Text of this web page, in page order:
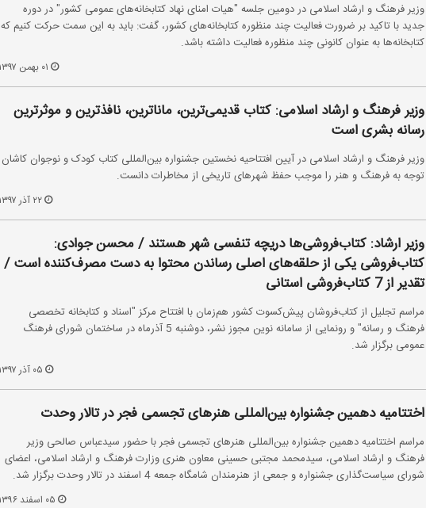
وزیر فرهنگ و ارشاد اسلامی در دومین جلسه "هیات امنای نهاد کتابخانه‌های عمومی کشور" در دوره
جدید با تاکید بر ضرورت فعالیت چند منظوره کتابخانه‌های کشور، گفت: باید به این سمت حرکت کنیم که
کتابخانه‌ها به عنوان کانونی چند منظوره فعالیت داشته باشد.
وزیر فرهنگ و ارشاد اسلامی: کتاب قدیمی‌ترین، ماناترین، نافذترین و موثرترین
رسانه بشری است
وزیر فرهنگ و ارشاد اسلامی در آیین افتتاحیه نخستین جشنواره بین‌المللی کتاب کودک و نوجوان کاشان
توجه به فرهنگ و هنر را موجب حفظ شهرهای تاریخی از مخاطرات دانست.
۲۲ آذر ۱۳۹۷
وزیر ارشاد: کتاب‌فروشی‌ها دریچه تنفسی شهر هستند / محسن جوادی:
کتاب‌فروشی یکی از حلقه‌های اصلی رساندن محتوا به دست مصرف‌کننده است /
تقدیر از 7 کتاب‌فروشی استانی
مراسم تجلیل از کتاب‌فروشان پیش‌کسوت کشور هم‌زمان با افتتاح مرکز "اسناد و کتابخانه تخصصی
فرهنگ و رسانه" و رونمایی از سامانه نوین مجوز نشر، دوشنبه 5 آذرماه در ساختمان شورای فرهنگ
عمومی برگزار شد.
اختتامیه دهمین جشنواره بین‌المللی هنرهای تجسمی فجر در تالار وحدت
مراسم اختتامیه دهمین جشنواره بین‌المللی هنرهای تجسمی فجر با حضور سیدعباس صالحی وزیر
فرهنگ و ارشاد اسلامی، سیدمحمد مجتبی حسینی معاون هنری وزارت فرهنگ و ارشاد اسلامی، اعضای
شورای سیاست‌گذاری جشنواره و جمعی از هنرمندان شامگاه جمعه 4 اسفند در تالار وحدت برگزار شد.